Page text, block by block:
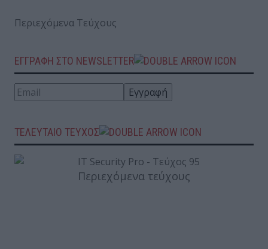
Περιεχόμενα Τεύχους
ΕΓΓΡΑΦΗ ΣΤΟ NEWSLETTER
ΤΕΛΕΥΤΑΙΟ ΤΕΥΧΟΣ
Περιεχόμενα τεύχους